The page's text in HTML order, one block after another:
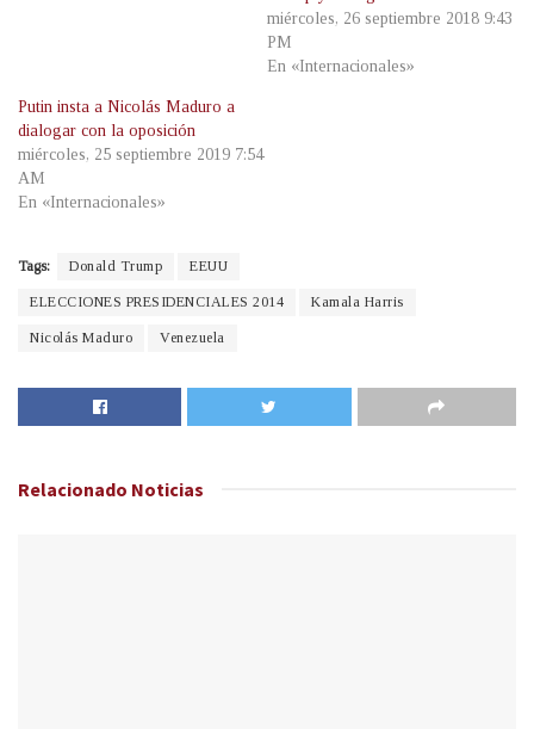
miércoles, 26 septiembre 2018 9:43
PM
En «Internacionales»
Putin insta a Nicolás Maduro a
dialogar con la oposición
miércoles, 25 septiembre 2019 7:54
AM
En «Internacionales»
Tags: Donald Trump EEUU
ELECCIONES PRESIDENCIALES 2014 Kamala Harris
Nicolás Maduro Venezuela
Relacionado Noticias